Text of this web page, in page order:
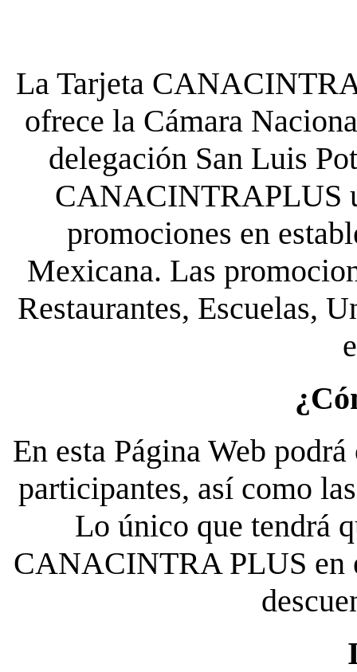
La Tarjeta
ofrece la Cámara
delegación San Luis
CANACINTRAPLUS
promociones en
Mexicana. Las
Restaurantes, Escuelas,
En esta Página Web
participantes, así como
Lo único que tendrá
CANACINTRA PLUS en